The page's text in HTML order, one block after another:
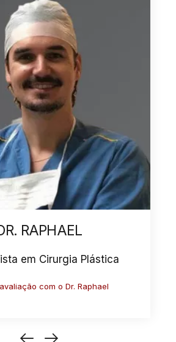
DR. ANTONIO
Especialista em Cirurgia Plástica
Marcar avaliação com o Dr. Antonio